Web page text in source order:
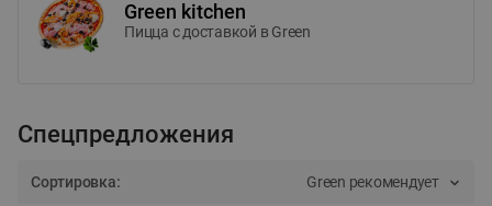
Green kitchen
Пицца c доставкой в Green
Спецпредложения
Сортировка: Green рекомендует